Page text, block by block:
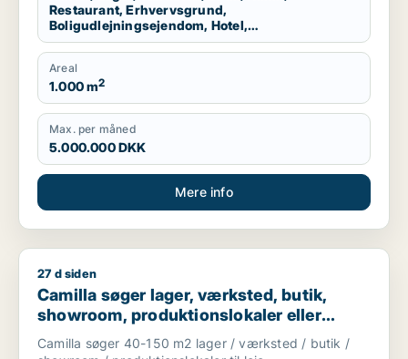
Restaurant, Erhvervsgrund,
Boligudlejningsejendom, Hotel,
Produktionslokaler, Garage
Areal
1.000 m2
Max. per måned
5.000.000 DKK
Mere info
Camilla søger lager, værksted, butik, showroom,
27 d siden
Camilla søger lager, værksted, butik,
showroom, produktionslokaler eller
garage til leje i Nordsjælland
Camilla søger 40-150 m2 lager / værksted / butik /